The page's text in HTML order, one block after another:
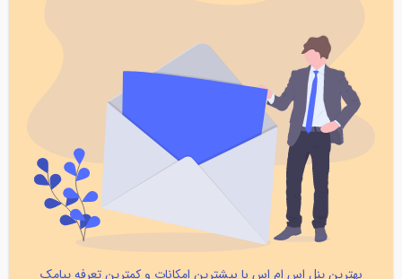
بهترین پنل اس ام اس با بیشترین امکانات و کمترین تعرفه پیامک